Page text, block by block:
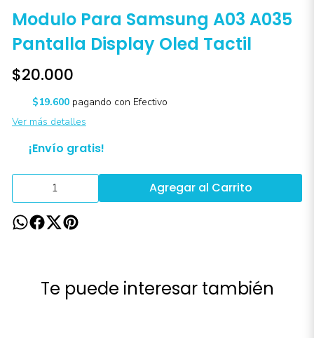
Modulo Para Samsung A03 A035
Pantalla Display Oled Tactil
$20.000
$19.600pagando con Efectivo
Ver más detalles
¡Envío gratis!
Agregar al Carrito
Te puede interesar también